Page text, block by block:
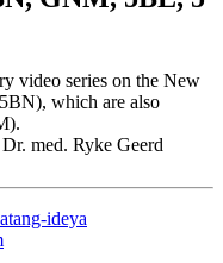
video series on the New
which are also
med. Ryke Geerd
ideya